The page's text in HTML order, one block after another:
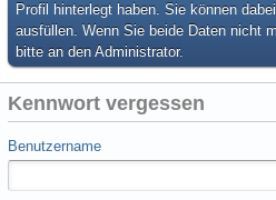
Profil hinterlegt haben. Sie können
ausfüllen. Wenn Sie beide Daten nicht
bitte an den Administrator.
Kennwort vergessen
Benutzername